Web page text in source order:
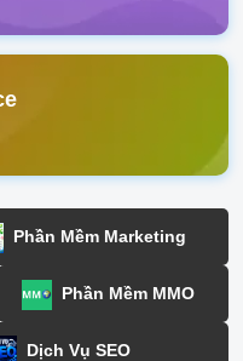
Phần Mềm Marketing
Phần Mềm MMO
Dịch Vụ SEO